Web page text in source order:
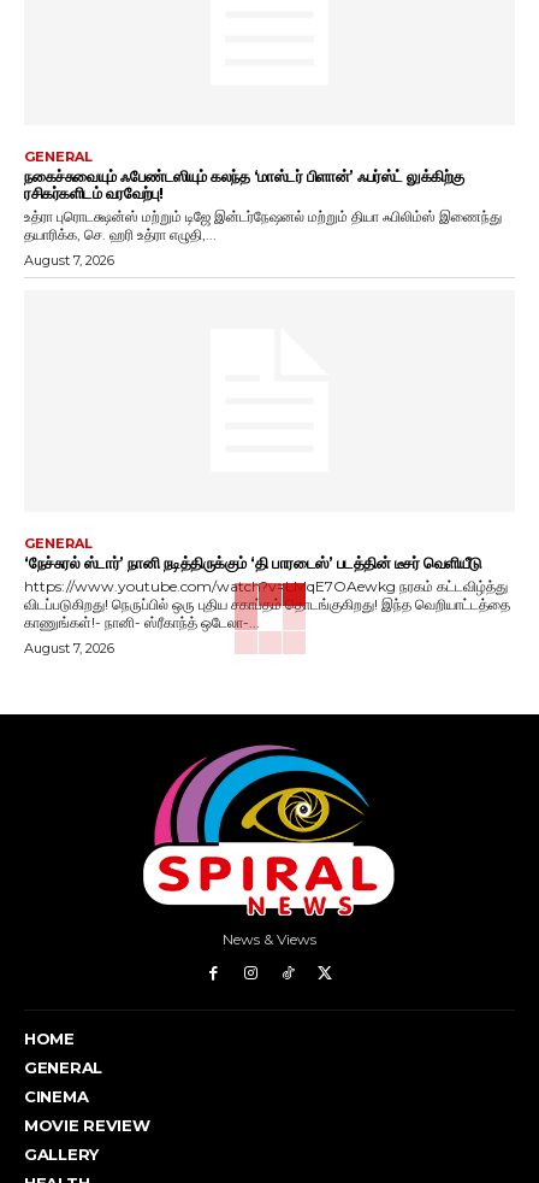
GENERAL
நகைச்சுவையும் ஃபேண்டஸியும் கலந்த ‘மாஸ்டர் பிளான்’ ஃபர்ஸ்ட் லுக்கிற்கு
ரசிகர்களிடம் வரவேற்பு!
உத்ரா புரொடக்ஷன்ஸ் மற்றும் டிஜே இன்டர்நேஷனல் மற்றும் தியா ஃபிலிம்ஸ் இணைந்து
தயாரிக்க, செ. ஹரி உத்ரா எழுதி,...
August 7, 2026
GENERAL
‘நேச்சுரல் ஸ்டார்’ நானி நடித்திருக்கும் ‘தி பாரடைஸ்’ படத்தின் டீசர் வெளியீடு
https://www.youtube.com/watch?v=LMqE7OAewkg நரகம் கட்டவிழ்த்து
விடப்படுகிறது! நெருப்பில் ஒரு புதிய சகாப்தம் தொடங்குகிறது! இந்த வெறியாட்டத்தை
காணுங்கள்!- நானி- ஸ்ரீகாந்த் ஒடேலா-...
August 7, 2026
News & Views
HOME
GENERAL
CINEMA
MOVIE REVIEW
GALLERY